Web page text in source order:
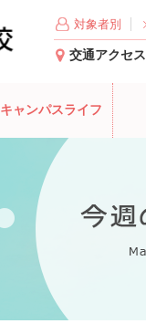
対象者別
交通アクセス
キャンパスライフ